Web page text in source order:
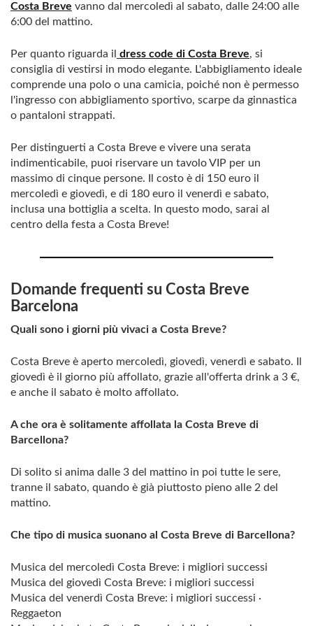
Costa Breve vanno dal mercoledì al sabato, dalle 24:00 alle
6:00 del mattino.
Per quanto riguarda il dress code di Costa Breve, si
consiglia di vestirsi in modo elegante. L'abbigliamento ideale
comprende una polo o una camicia, poiché non è permesso
l'ingresso con abbigliamento sportivo, scarpe da ginnastica
o pantaloni strappati.
Per distinguerti a Costa Breve e vivere una serata
indimenticabile, puoi riservare un tavolo VIP per un
massimo di cinque persone. Il costo è di 150 euro il
mercoledì e giovedì, e di 180 euro il venerdì e sabato,
inclusa una bottiglia a scelta. In questo modo, sarai al
centro della festa a Costa Breve!
Domande frequenti su Costa Breve
Barcelona
Quali sono i giorni più vivaci a Costa Breve?
Costa Breve è aperto mercoledì, giovedì, venerdì e sabato. Il
giovedì è il giorno più affollato, grazie all'offerta drink a 3 €,
e anche il sabato è molto affollato.
A che ora è solitamente affollata la Costa Breve di
Barcellona?
Di solito si anima dalle 3 del mattino in poi tutte le sere,
tranne il sabato, quando è già piuttosto pieno alle 2 del
mattino.
Che tipo di musica suonano al Costa Breve di Barcellona?
Musica del mercoledì Costa Breve: i migliori successi
Musica del giovedì Costa Breve: i migliori successi
Musica del venerdì Costa Breve: i migliori successi ·
Reggaeton